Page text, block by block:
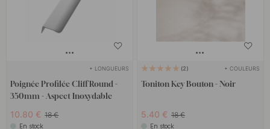
+ LONGUEURS
Poignée Profilée Cliff Round -
350mm - Aspect Inoxydable
10.80 € 18 €
En stock
2 + COULEURS
Toniton Key Bouton - Noir
5.40 € 18 €
En stock